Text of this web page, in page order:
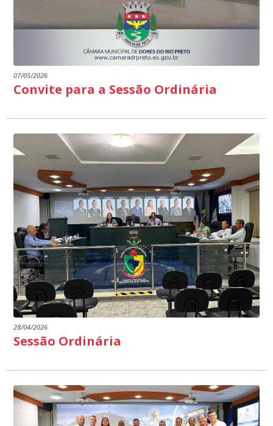
07/05/2026
Convite para a Sessão Ordinária
28/04/2026
Sessão Ordinária